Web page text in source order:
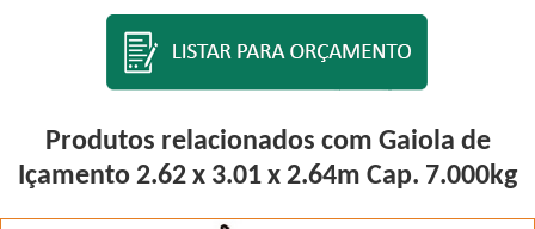
Produtos relacionados com Gaiola de
Içamento 2.62 x 3.01 x 2.64m Cap. 7.000kg